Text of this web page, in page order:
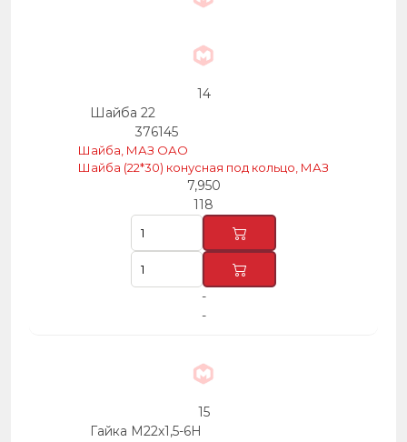
14
Шайба 22
376145
Шайба, МАЗ ОАО
Шайба (22*30) конусная под кольцо, МАЗ
7,950
118
-
-
15
Гайка М22х1,5-6Н